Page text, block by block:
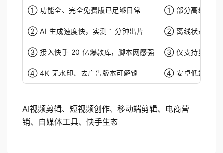
① 功能全、完全免费版已足够日常 ① 部分高级素材
② AI 生成速度快，实测 1 分钟出片 ② 离线状态无法
③ 接入快手 20 亿爆款库，脚本网感强 ③ 仅支持竖屏为
④ 4K 无水印、去广告版本可解锁 ④ 安卓低端机
AI视频剪辑、短视频创作、移动端剪辑、电商营
销、自媒体工具、快手生态